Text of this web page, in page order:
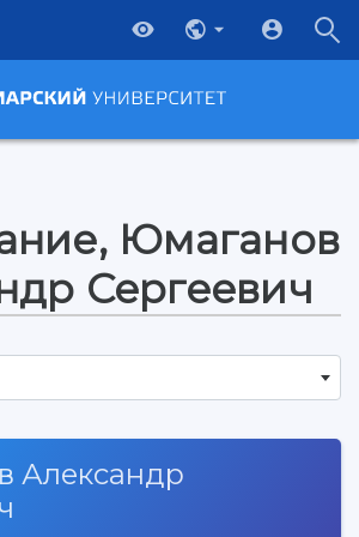
Юмаганов
Сергеевич
Александр